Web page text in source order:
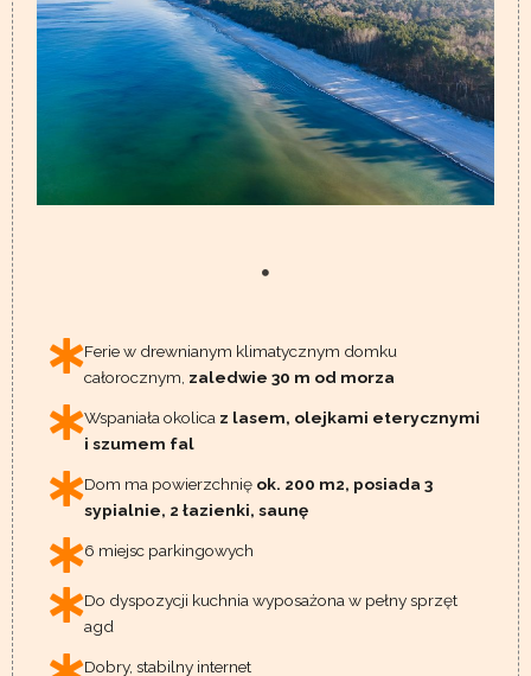
Ferie w drewnianym klimatycznym domku
całorocznym, zaledwie 30 m od morza
Wspaniała okolica z lasem, olejkami eterycznymi
i szumem fal
Dom ma powierzchnię ok. 200 m2, posiada 3
sypialnie, 2 łazienki, saunę
6 miejsc parkingowych
Do dyspozycji kuchnia wyposażona w pełny sprzęt
agd
Dobry, stabilny internet